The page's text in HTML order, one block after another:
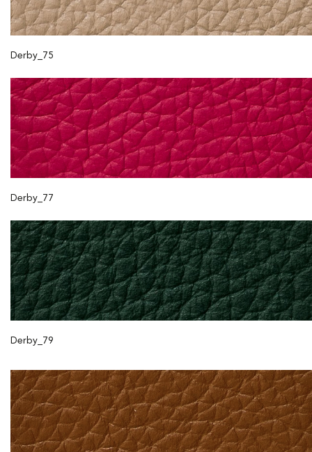
Derby_75
Derby_77
Derby_79